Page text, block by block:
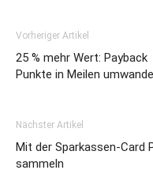
Vorheriger Artikel
25 % mehr Wert: Payback
Punkte in Meilen
Nächster Artikel
Mit der Sparkassen-Card
sammeln